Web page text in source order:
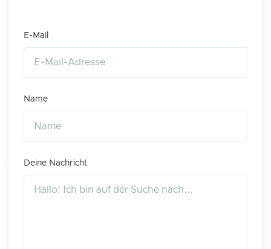
E-Mail
Name
Deine Nachricht